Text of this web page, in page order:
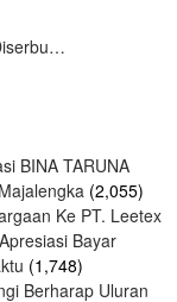
BINA TARUNA
(2,055)
Ke PT. Leetex
Bayar
(1,748)
Berharap Uluran